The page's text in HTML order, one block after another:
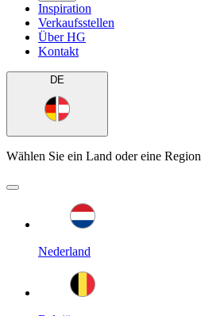
Inspiration
Verkaufsstellen
Über HG
Kontakt
DE
Wählen Sie ein Land oder eine Region
Nederland